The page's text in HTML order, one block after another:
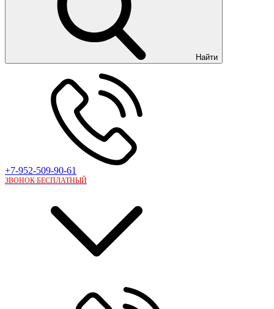
Найти
+7-952-509-90-61
ЗВОНОК БЕСПЛАТНЫЙ